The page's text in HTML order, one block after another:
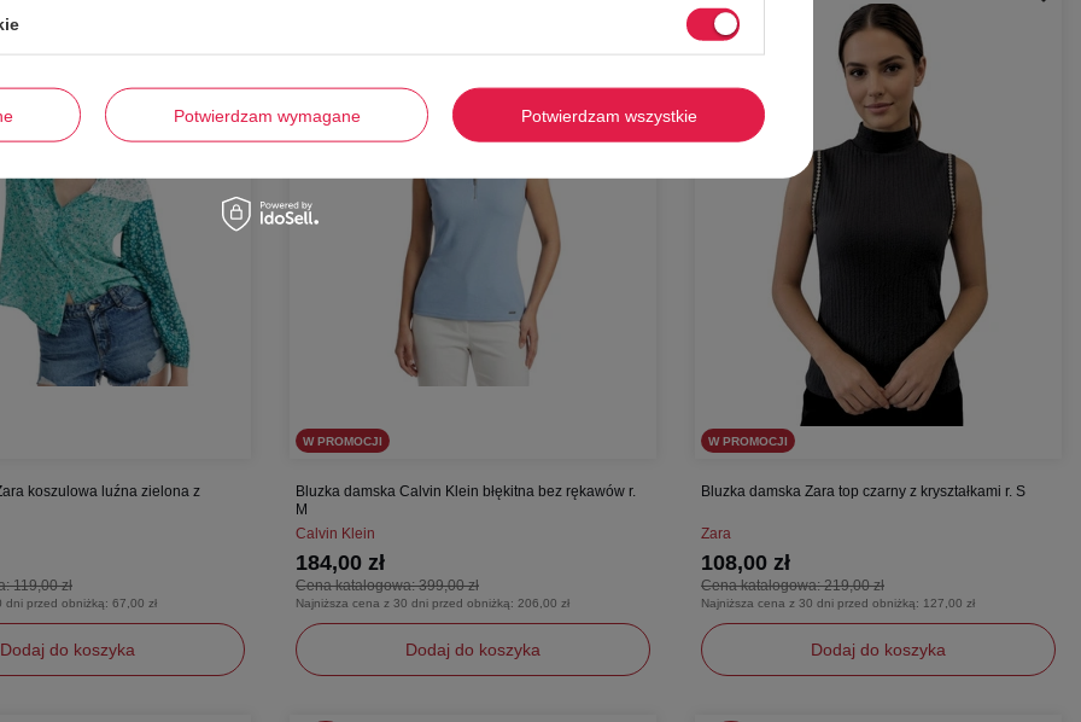
koszulowa luźna zielona z
119,00 zł
dni przed obniżką: 67,00 zł
Dodaj do koszyka
W PROMOCJI
Bluzka damska Calvin Klein błękitna bez rękawów r.
M
Calvin Klein
Cena katalogowa:399,00 zł
184,00 zł
Najniższa cena z 30 dni przed obniżką: 206,00 zł
Dodaj do koszyka
-51%
W PROMOCJI
Bluzka damska Zara top czarny z kryształkami r. S
Zara
Cena katalogowa:219,00 zł
108,00 zł
Najniższa cena z 30 dni przed obniżką: 127,00 zł
Dodaj do koszyka
Potwierdzam wymagane Potwierdzam wszystkie